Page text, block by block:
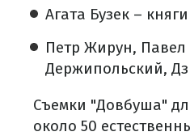
Агата Бузек –
Петр Жирун,
Держипольский,
Съемки "Довбуша"
около 50